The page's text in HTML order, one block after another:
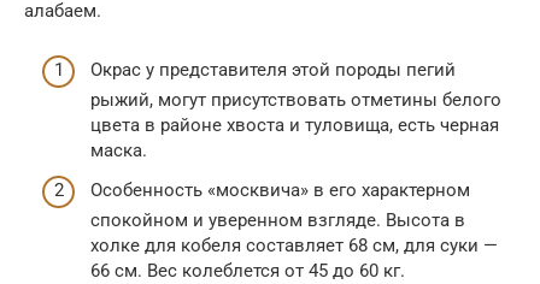
алабаем.
Окрас у представителя этой породы пегий
рыжий, могут присутствовать отметины белого
цвета в районе хвоста и туловища, есть черная
маска.
Особенность «москвича» в его характерном
спокойном и уверенном взгляде. Высота в
холке для кобеля составляет 68 см, для суки —
66 см. Вес колеблется от 45 до 60 кг.